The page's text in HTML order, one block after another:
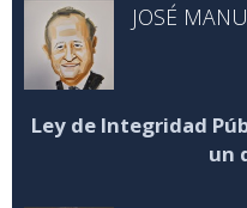
JOSÉ
Ley de Integridad
un